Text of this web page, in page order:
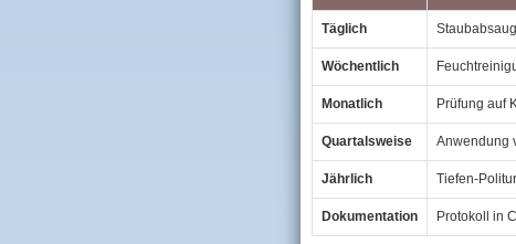
Täglich
Wöchentlich
Monatlich Prüfung auf
Quartalsweise Anwendung
Jährlich
Dokumentation Protokoll in